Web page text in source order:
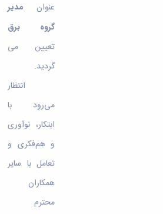
عنوان مدیر
گروه برق
تعیین می­‌
گردید.
انتظار
می‌رود با
ابتکار، نوآوری
و هم‌فکری و
تعامل با سایر
همکاران
محترم